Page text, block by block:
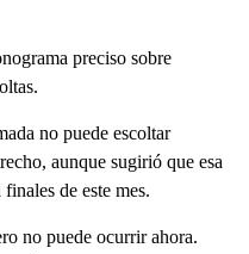
preciso sobre
no puede escoltar
aunque sugirió que esa
de este mes.
no puede ocurrir ahora.